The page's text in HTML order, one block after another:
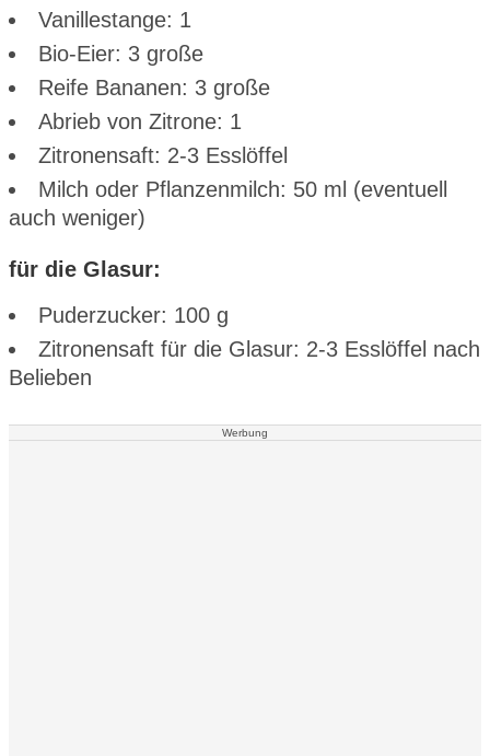
Vanillestange: 1
Bio-Eier: 3 große
Reife Bananen: 3 große
Abrieb von Zitrone: 1
Zitronensaft: 2-3 Esslöffel
Milch oder Pflanzenmilch: 50 ml (eventuell
auch weniger)
für die Glasur:
Puderzucker: 100 g
Zitronensaft für die Glasur: 2-3 Esslöffel nach
Belieben
Werbung